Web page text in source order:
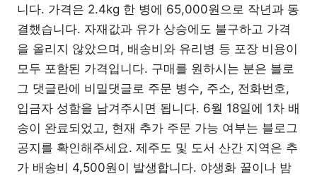
니다. 가격은 2.4kg 한 병에 65,000원으로 작년과 동
결했습니다. 자재값과 유가 상승에도 불구하고 가격
을 올리지 않았으며, 배송비와 유리병 등 포장 비용이
모두 포함된 가격입니다. 구매를 원하시는 분은 블로
그 댓글란에 비밀댓글로 주문 병수, 주소, 전화번호,
입금자 성함을 남겨주시면 됩니다. 6월 18일에 1차 배
송이 완료되었고, 현재 추가 주문 가능 여부는 블로그
공지를 확인해주세요. 제주도 및 도서 산간 지역은 추
가 배송비 4,500원이 발생합니다. 야생화 꿀이나 밤